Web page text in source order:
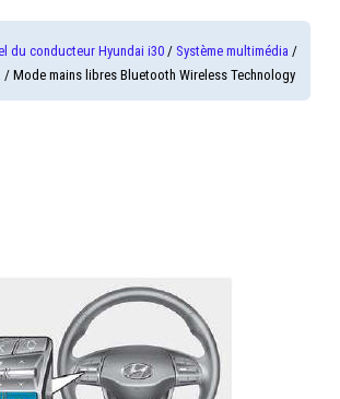
du conducteur Hyundai i30 / Système multimédia /
/ Mode mains libres Bluetooth Wireless Technology